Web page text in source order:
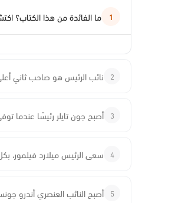
1 ما الفائدة من هذا الكتاب؟
2 نائب الرئيس هو صاحب ثاني
3 أصبح جون تايلر رئيسًا عندما
4 سعى الرئيس ميلارد فيلمور،
5 أصبح النائب العنصري أندرو